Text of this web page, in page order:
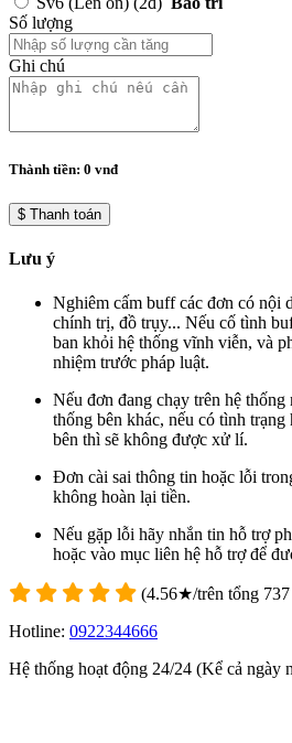
Số lượng
Ghi chú
Thành tiền: 0 vnđ
$ Thanh toán
Lưu ý
Nghiêm cấm buff các đơn có nội
chính trị, đồ trụy... Nếu cố tình
ban khỏi hệ thống vĩnh viễn, và
nhiệm trước pháp luật.
Nếu đơn đang chạy trên hệ thống
thống bên khác, nếu có tình
bên thì sẽ không được xử lí.
Đơn cài sai thông tin hoặc lỗi
không hoàn lại tiền.
Nếu gặp lỗi hãy nhắn tin hỗ trợ
hoặc vào mục liên hệ hỗ trợ để
(4.56★/trên tổng 737
Hotline: 0922344666
Hệ thống hoạt động 24/24 (Kể cả ngày